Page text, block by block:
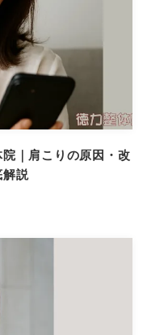
｜肩こりの原因・改
説